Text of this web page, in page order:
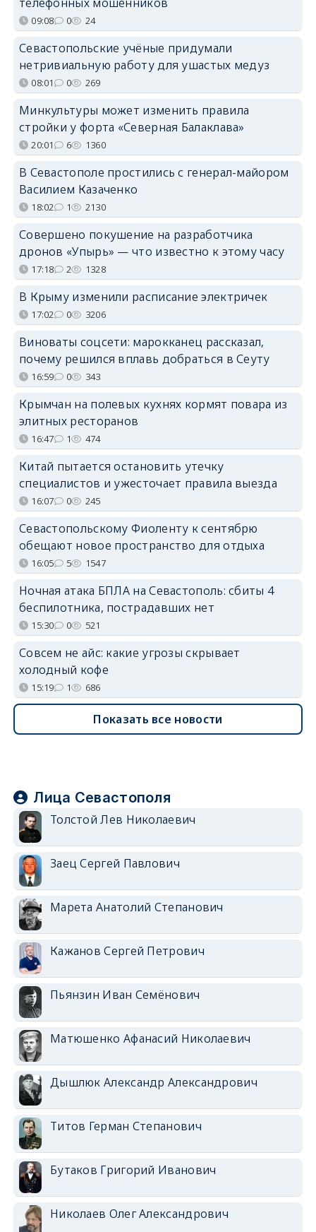
09:08 0 24
Севастопольские учёные придумали
нетривиальную работу для ушастых медуз
08:01 0 269
Минкультуры может изменить правила
стройки у форта «Северная Балаклава»
20:01 6 1360
В Севастополе простились с генерал-майором
Василием Казаченко
18:02 1 2130
Совершено покушение на разработчика
дронов «Упырь» — что известно к этому часу
17:18 2 1328
В Крыму изменили расписание электричек
17:02 0 3206
Виноваты соцсети: марокканец рассказал,
почему решился вплавь добраться в Сеуту
16:59 0 343
Крымчан на полевых кухнях кормят повара из
элитных ресторанов
16:47 1 474
Китай пытается остановить утечку
специалистов и ужесточает правила выезда
16:07 0 245
Севастопольскому Фиоленту к сентябрю
обещают новое пространство для отдыха
16:05 5 1547
Ночная атака БПЛА на Севастополь: сбиты 4
беспилотника, пострадавших нет
15:30 0 521
Совсем не айс: какие угрозы скрывает
холодный кофе
15:19 1 686
Показать все новости
Лица Севастополя
Толстой Лев Николаевич
Заец Сергей Павлович
Марета Анатолий Степанович
Кажанов Сергей Петрович
Пьянзин Иван Семёнович
Матюшенко Афанасий Николаевич
Дышлюк Александр Александрович
Титов Герман Степанович
Бутаков Григорий Иванович
Николаев Олег Александрович